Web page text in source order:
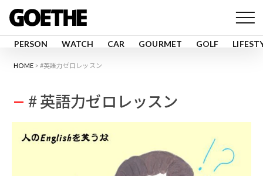
PERSON WATCH CAR GOURMET GOLF
HOME #英語力ゼロレッスン
# 英語力ゼロレッスン